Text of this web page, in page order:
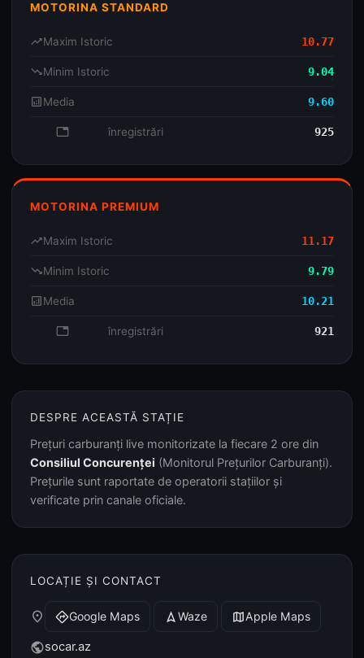
MOTORINA STANDARD
trending_upMaxim Istoric 10.77
trending_downMinim Istoric 9.04
analyticsMedia 9.60
database înregistrări 925
MOTORINA PREMIUM
trending_upMaxim Istoric 11.17
trending_downMinim Istoric 9.79
analyticsMedia 10.21
database înregistrări 921
DESPRE ACEASTĂ STAȚIE
Prețuri carburanți live monitorizate la fiecare 2 ore din
Consiliul Concurenței (Monitorul Prețurilor Carburanți).
Prețurile sunt raportate de operatorii stațiilor și
verificate prin canale oficiale.
LOCAȚIE ȘI CONTACT
place directionsGoogle Maps navigation Waze mapApple Maps
publicsocar.az